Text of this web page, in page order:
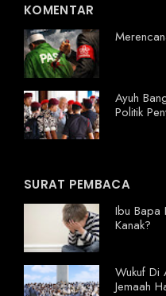
KOMENTAR
Ayuh
Politik
SURAT PEMBACA
Ibu Bapa
Kanak?
Wukuf Di
Jemaah